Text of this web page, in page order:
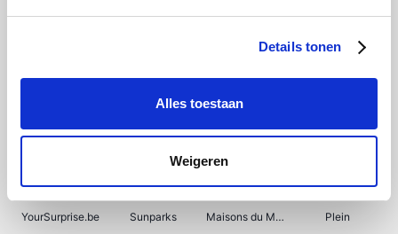
Details tonen
Alles toestaan
Weigeren
Shein Bergfreunde Pazzox Smartwatchbanden
YourSurprise.be Sunparks Maisons du Monde Plein